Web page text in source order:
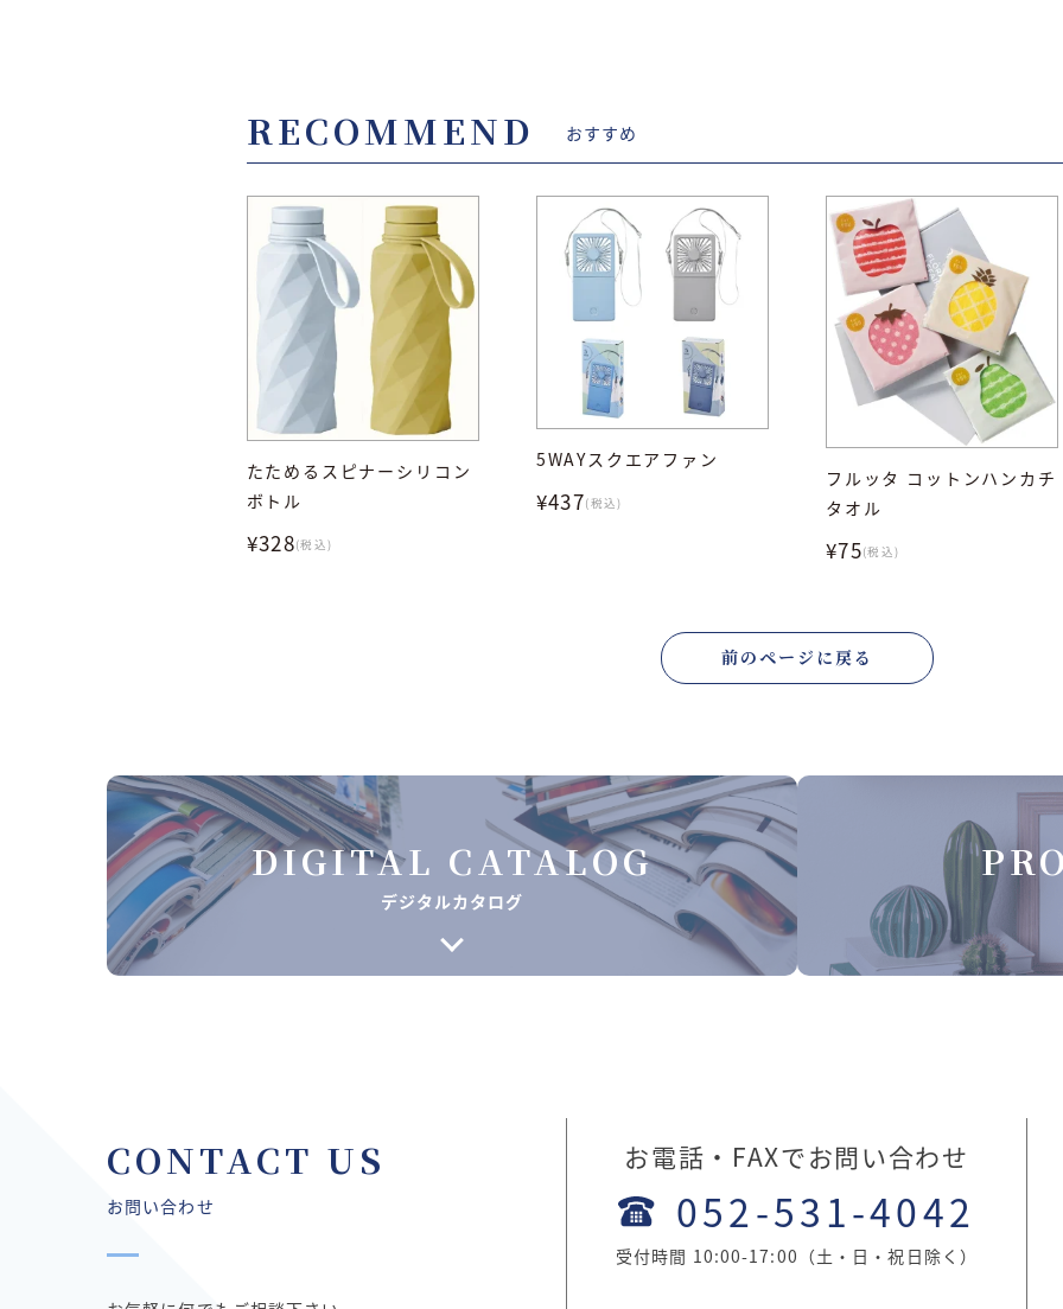
RECOMMEND おすすめ
たためるスピナーシリコン
ボトル
¥328(税込)
5WAYスクエアファン
¥437(税込)
フルッタ コットンハンカチ
タオル
¥75(税込)
前のページに戻る
DIGITAL CATALOG
デジタルカタログ
CONTACT US
お問い合わせ
お電話・FAXでお問い合わせ
052-531-4042
受付時間 10:00-17:00（土・日・祝日除く）